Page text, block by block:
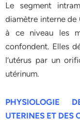
Le segment
diamètre interne de
à ce niveau les
confondent. Elles
l’utérus par un
utérinum.
PHYSIOLOGIE
UTERINES ET DES